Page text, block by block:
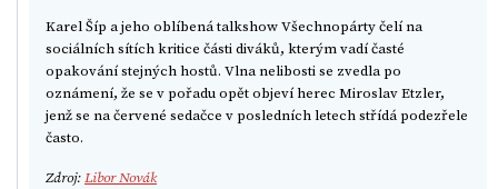
Karel Šíp a jeho oblíbená talkshow Všechnopárty čelí na
sociálních sítích kritice části diváků, kterým vadí časté
opakování stejných hostů. Vlna nelibosti se zvedla po
oznámení, že se v pořadu opět objeví herec Miroslav Etzler,
jenž se na červené sedačce v posledních letech střídá podezřele
často.
Zdroj:Libor Novák